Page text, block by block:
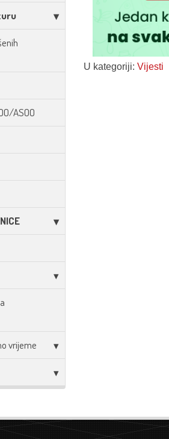
ASOO
vrijeme
U kategoriji: Vijesti